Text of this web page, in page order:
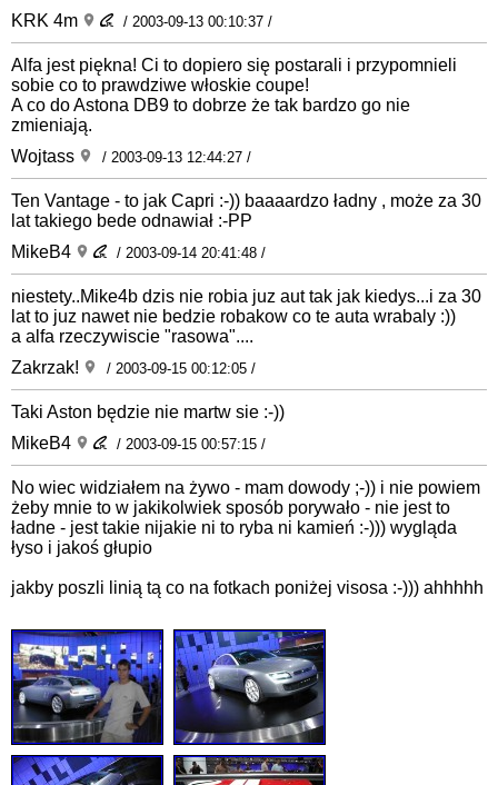
KRK 4m
/ 2003-09-13 00:10:37 /
Alfa jest piękna! Ci to dopiero się postarali i przypomnieli
sobie co to prawdziwe włoskie coupe!
A co do Astona DB9 to dobrze że tak bardzo go nie
zmieniają.
Wojtass
/ 2003-09-13 12:44:27 /
Ten Vantage - to jak Capri :-)) baaaardzo ładny , może za 30
lat takiego bede odnawiał :-PP
MikeB4
/ 2003-09-14 20:41:48 /
niestety..Mike4b dzis nie robia juz aut tak jak kiedys...i za 30
lat to juz nawet nie bedzie robakow co te auta wrabaly :))
a alfa rzeczywiscie "rasowa"....
Zakrzak!
/ 2003-09-15 00:12:05 /
Taki Aston będzie nie martw sie :-))
MikeB4
/ 2003-09-15 00:57:15 /
No wiec widziałem na żywo - mam dowody ;-)) i nie powiem
żeby mnie to w jakikolwiek sposób porywało - nie jest to
ładne - jest takie nijakie ni to ryba ni kamień :-))) wygląda
łyso i jakoś głupio
jakby poszli linią tą co na fotkach poniżej visosa :-))) ahhhhh